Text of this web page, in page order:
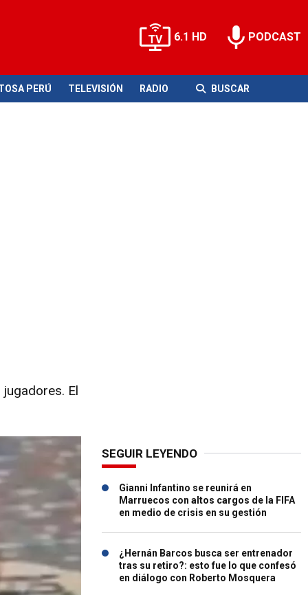
6.1 HD PODCAST
PERÚ TELEVISIÓN RADIO BUSCAR
El
SEGUIR LEYENDO
Gianni Infantino se reunirá en
Marruecos con altos cargos de la FIFA
en medio de crisis en su gestión
¿Hernán Barcos busca ser entrenador
tras su retiro?: esto fue lo que confesó
en diálogo con Roberto Mosquera